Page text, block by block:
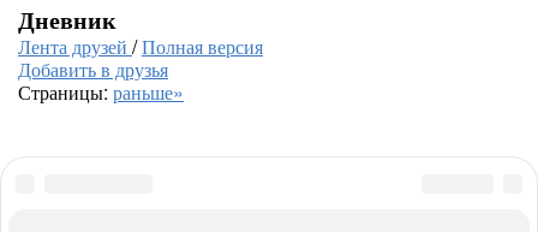
Дневник
Лента друзей /Полная версия
Добавить в друзья
Страницы: раньше»